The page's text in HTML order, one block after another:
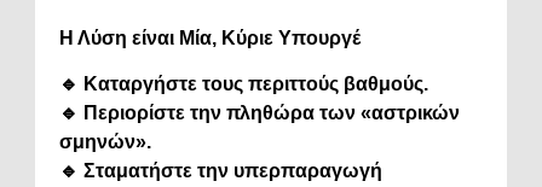
Η Λύση είναι Μία, Κύριε Υπουργέ
🔹 Καταργήστε τους περιττούς βαθμούς.
🔹 Περιορίστε την πληθώρα των «αστρικών
σμηνών».
🔹 Σταματήστε την υπερπαραγωγή